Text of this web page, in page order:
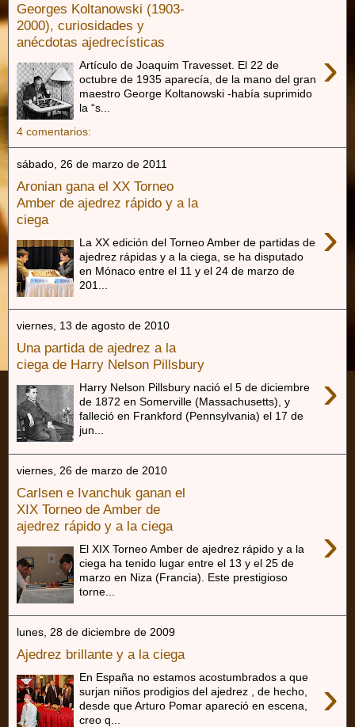
Georges Koltanowski (1903-
2000), curiosidades y
anécdotas ajedrecísticas
›
Artículo de Joaquim Travesset. El 22 de
octubre de 1935 aparecía, de la mano del gran
maestro George Koltanowski -había suprimido
la “s...
4 comentarios:
sábado, 26 de marzo de 2011
Aronian gana el XX Torneo
Amber de ajedrez rápido y a la
ciega
›
La XX edición del Torneo Amber de partidas de
ajedrez rápidas y a la ciega, se ha disputado
en Mónaco entre el 11 y el 24 de marzo de
201...
viernes, 13 de agosto de 2010
Una partida de ajedrez a la
ciega de Harry Nelson Pillsbury
›
Harry Nelson Pillsbury nació el 5 de diciembre
de 1872 en Somerville (Massachusetts), y
falleció en Frankford (Pennsylvania) el 17 de
jun...
viernes, 26 de marzo de 2010
Carlsen e Ivanchuk ganan el
XIX Torneo de Amber de
ajedrez rápido y a la ciega
›
El XIX Torneo Amber de ajedrez rápido y a la
ciega ha tenido lugar entre el 13 y el 25 de
marzo en Niza (Francia). Este prestigioso
torne...
lunes, 28 de diciembre de 2009
Ajedrez brillante y a la ciega
›
En España no estamos acostumbrados a que
surjan niños prodigios del ajedrez , de hecho,
desde que Arturo Pomar apareció en escena,
creo q...